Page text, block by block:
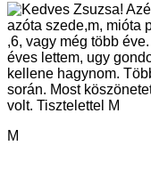
Kedves Zsuzsa!
azóta szede,m, mióta
,6, vagy még több
éves lettem, ugy
kellene hagynom.
során. Most
volt. Tisztelettel M
M